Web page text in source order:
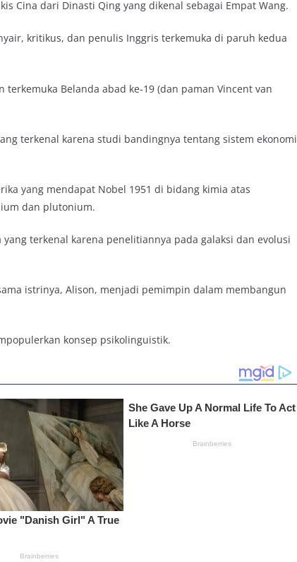
Cina dari Dinasti Qing yang dikenal sebagai Empat Wang.
kritikus, dan penulis Inggris terkemuka di paruh kedua
Belanda abad ke-19 (dan paman Vincent van
terkenal karena studi bandingnya tentang sistem ekonomi
yang mendapat Nobel 1951 di bidang kimia atas
dan plutonium.
terkenal karena penelitiannya pada galaksi dan evolusi
istrinya, Alison, menjadi pemimpin dalam membangun
konsep psikolinguistik.